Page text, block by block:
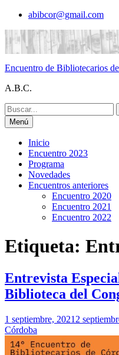
Saltar
contenido
abibcor@gmail.com
Encuentro de Bibliotecarios
A.B.C.
Buscar:
Menú
Inicio
Encuentro 2023
Programa
Novedades
Encuentros anteriores
Encuentro 2020
Encuentro 2021
Encuentro 2022
Etiqueta:
Entrevista
Biblioteca del
1 septiembre, 2021 2
Córdoba